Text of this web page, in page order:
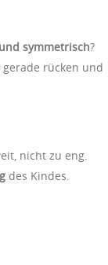
symmetrisch?
gerade rücken und
nicht zu eng.
des Kindes.